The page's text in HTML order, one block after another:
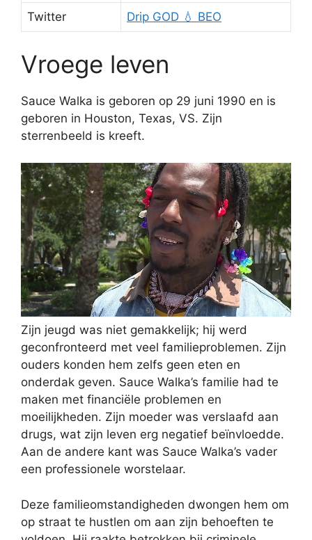
Twitter Drip GOD 💧 BEO
Vroege leven
Sauce Walka is geboren op 29 juni 1990 en is
geboren in Houston, Texas, VS. Zijn
sterrenbeeld is kreeft.
Zijn jeugd was niet gemakkelijk; hij werd
geconfronteerd met veel familieproblemen. Zijn
ouders konden hem zelfs geen eten en
onderdak geven. Sauce Walka’s familie had te
maken met financiële problemen en
moeilijkheden. Zijn moeder was verslaafd aan
drugs, wat zijn leven erg negatief beïnvloedde.
Aan de andere kant was Sauce Walka’s vader
een professionele worstelaar.
Deze familieomstandigheden dwongen hem om
op straat te hustlen om aan zijn behoeften te